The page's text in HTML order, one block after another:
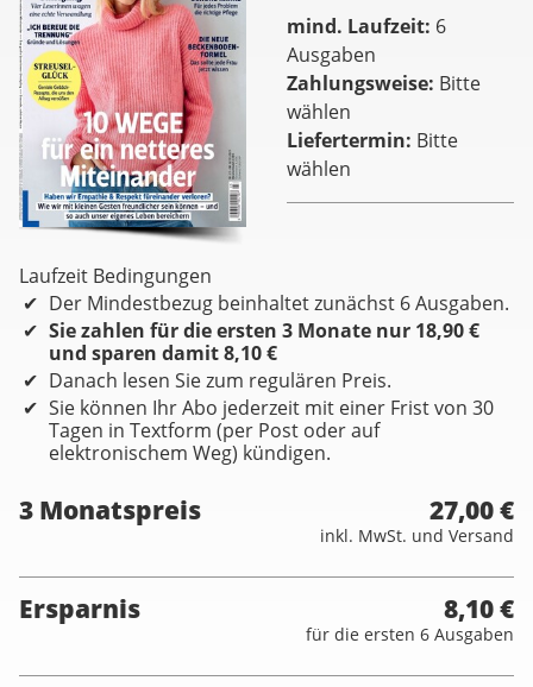
mind. Laufzeit 6
Ausgaben
Zahlungsweise Bitte
wählen
Liefertermin Bitte
wählen
Laufzeit Bedingungen
Der Mindestbezug beinhaltet zunächst 6 Ausgaben.
Sie zahlen für die ersten 3 Monate nur 18,90 €
und sparen damit 8,10 €
Danach lesen Sie zum regulären Preis.
Sie können Ihr Abo jederzeit mit einer Frist von 30
Tagen in Textform (per Post oder auf
elektronischem Weg) kündigen.
3 Monatspreis 27,00 €
inkl. MwSt. und Versand
Ersparnis 8,10 €
für die ersten 6 Ausgaben